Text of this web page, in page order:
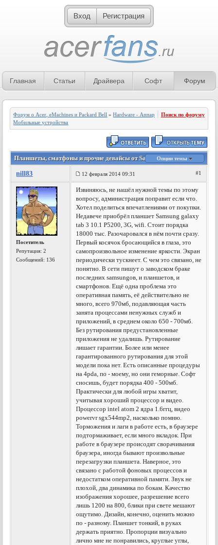
Вход Регистрация
Главная Статьи Драйвера Софт Форум
Форум о Acer, eMachines и Packard Bell »Hardware - Аппаратное обеспечение»
Мобильные устройства
Поиск по форуму
Планшеты, сматфоны и прочие девайсы от SamsungОпции темы
nill83 12 февраля 2014 09:31 #1
Посетитель
Репутация:2
Сообщений: 136
Извиняюсь, не нашёл нужной темы по этому
вопросу, администрация поправит если что.
Хотел поделиться впечатлениями от покупки.
Недавече приобрёл планшет Samsung galaxy
tab 3 10.1 P5200, 3G, wifi. Стоит порядка
18000 тыс. Разочаровался в нём почти сразу.
Первый косячок бросающийся в глаза, это
самопроизвольное изменение яркости. Экран
периодически тускнеет. С чем это связано, не
понятно. В сети пишут о заводском браке
последних samsungов, и планшетов, и
смартфонов. Ещё одна проблема это
оперативная память, её действительно не
много, всего 970мб, подавляющая часть
занята процессами ненужных служб и
приложений, в среднем около 650 - 700мб.
Без рутирования предустановленные
приложения не удалишь. Рутирование
лишает гарантии. Более или менее
гарантированного рутирования для этой
модели пока нет. Есть описанные процедуры
на 4pda, по - моему, но они геморные. Софт
сносишь, будет порядка 400 - 500мб.
Практически для любой игры хватит,
учитывая хороший процессор и видео.
Процессор intel atom 2 ядра 1.6ггц, видео
powervr sgx544mp2, насколько помню.
Торможения и лаги в работе есть, в браузере
подтормаживает, если много вкладок. При
работе в браузере происодят сворачивания
браузера, иногда бывают произвольные
перезагрузки планшета. Наверное, это
связано с работой фоновых процессов и
недостатком оперативной памяти. Звук не
плохой, два динамика по бокам. Качество
изображения хорошее, разрешение всего
лишь 1200 на 800, блики при свете мешают
ощутимо. Дизайн, конечно, оценить можно
по - разному. Планшет тонкий, в руках
держать приятно. Пропорции визуально
лично мне не понравились, круглые углы,